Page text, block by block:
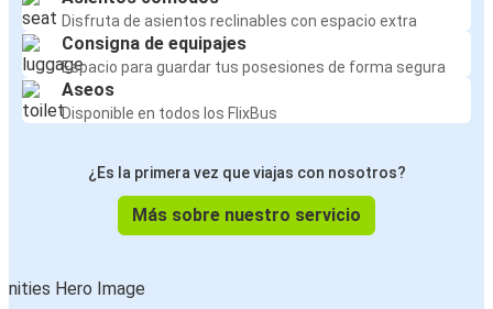
Disfruta de asientos reclinables con espacio extra
Consigna de equipajes
Espacio para guardar tus posesiones de forma segura
Aseos
Disponible en todos los FlixBus
¿Es la primera vez que viajas con nosotros?
Más sobre nuestro servicio